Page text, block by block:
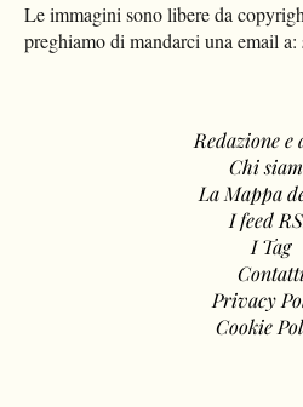
Le immagini sono libere da
preghiamo di mandarci una email a:
Redazione e
Chi
La Mappa
I feed
I Tag
Privacy
Cookie